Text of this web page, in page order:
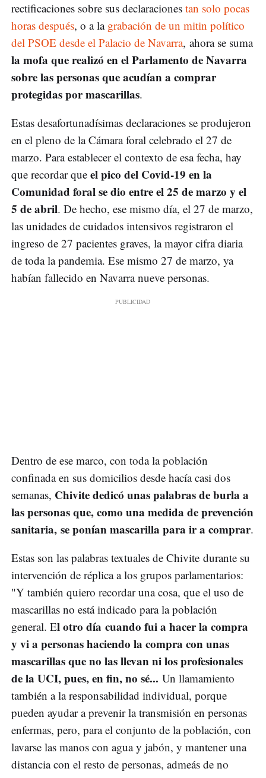
rectificaciones sobre sus declaraciones tan solo pocas
horas después, o a la grabación de un mitin político
del PSOE desde el Palacio de Navarra, ahora se suma
la mofa que realizó en el Parlamento de Navarra
sobre las personas que acudían a comprar
protegidas por mascarillas.
Estas desafortunadísimas declaraciones se produjeron
en el pleno de la Cámara foral celebrado el 27 de
marzo. Para establecer el contexto de esa fecha, hay
que recordar que el pico del Covid-19 en la
Comunidad foral se dio entre el 25 de marzo y el
5 de abril. De hecho, ese mismo día, el 27 de marzo,
las unidades de cuidados intensivos registraron el
ingreso de 27 pacientes graves, la mayor cifra diaria
de toda la pandemia. Ese mismo 27 de marzo, ya
habían fallecido en Navarra nueve personas.
Dentro de ese marco, con toda la población
confinada en sus domicilios desde hacía casi dos
semanas, Chivite dedicó unas palabras de burla a
las personas que, como una medida de prevención
sanitaria, se ponían mascarilla para ir a comprar.
Estas son las palabras textuales de Chivite durante su
intervención de réplica a los grupos parlamentarios:
"Y también quiero recordar una cosa, que el uso de
mascarillas no está indicado para la población
general. El otro día cuando fui a hacer la compra
y vi a personas haciendo la compra con unas
mascarillas que no las llevan ni los profesionales
de la UCI, pues, en fin, no sé... Un llamamiento
también a la responsabilidad individual, porque
pueden ayudar a prevenir la transmisión en personas
enfermas, pero, para el conjunto de la población, con
lavarse las manos con agua y jabón, y mantener una
distancia con el resto de personas, admeás de no